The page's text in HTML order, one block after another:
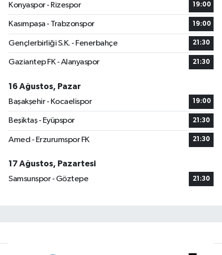
Konyaspor - Rizespor
19:00
Kasımpaşa - Trabzonspor 19:00
Gençlerbirliği S.K. - Fenerbahçe 21:30
Gaziantep FK - Alanyaspor 21:30
16 Ağustos, Pazar
Başakşehir - Kocaelispor
19:00
Beşiktaş - Eyüpspor 21:30
Amed - Erzurumspor FK 21:30
17 Ağustos, Pazartesi
Samsunspor - Göztepe
21:30